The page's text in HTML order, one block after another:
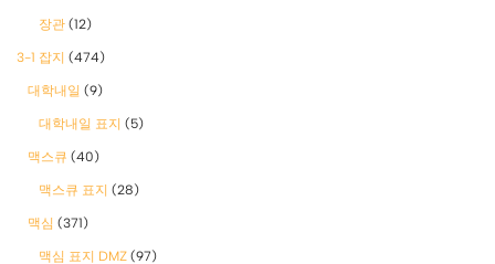
장관 (12)
3-1 잡지 (474)
대학내일 (9)
대학내일 표지 (5)
맥스큐 (40)
맥스큐 표지 (28)
맥심 (371)
맥심 표지 DMZ (97)